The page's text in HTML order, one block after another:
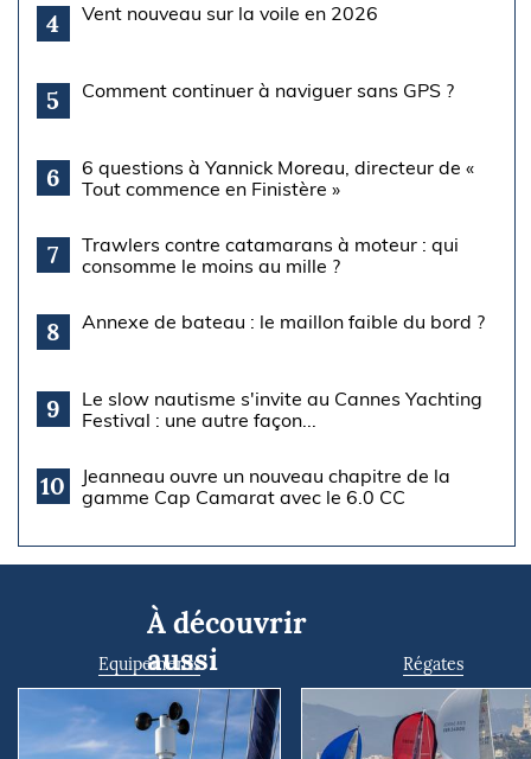
4 Vent nouveau sur la voile en 2026
5 Comment continuer à naviguer sans GPS ?
6
6 questions à Yannick Moreau, directeur de «
Tout commence en Finistère »
7
Trawlers contre catamarans à moteur : qui
consomme le moins au mille ?
8 Annexe de bateau : le maillon faible du bord ?
9
Le slow nautisme s'invite au Cannes Yachting
Festival : une autre façon...
10
Jeanneau ouvre un nouveau chapitre de la
gamme Cap Camarat avec le 6.0 CC
À découvrir
aussi
Equipements Régates